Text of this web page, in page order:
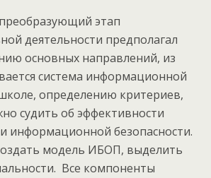
этап
деятельности предполагал
основных направлений, из
система информационной
определению критериев,
судить об эффективности
информационной безопасности.
модель ИБОП, выделить
Все компоненты